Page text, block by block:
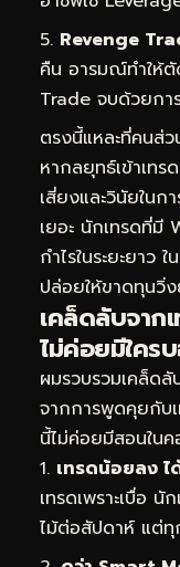
Revenge
คืน อารมณ์ทำให้
Trade จบด้วยกา
ตรงนี้แหละที่คนส่
หากลยุทธ์เข้าเทร
เสี่ยงและวินัยใน
เยอะ นักเทรดที่มี
กำไรในระยะยา
ปล่อยให้ขาดทุนวิ่
เคล็ดลับจาก
ไม่ค่อยมีใคร
ผมรวบรวมเคล็ด
จากการพูดคุยกับเ
นี้ไม่ค่อยมีสอนในค
เทรดน้อยลง ไ
เทรดเพราะเบื่อ
ไม้ต่อสัปดาห์ แต่